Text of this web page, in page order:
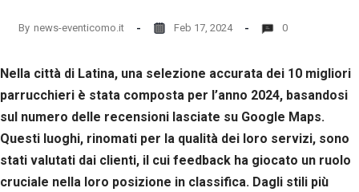
By news-eventicomo.it Feb 17, 2024 0
Nella città di Latina, una selezione accurata dei 10 migliori
parrucchieri è stata composta per l’anno 2024, basandosi
sul numero delle recensioni lasciate su Google Maps.
Questi luoghi, rinomati per la qualità dei loro servizi, sono
stati valutati dai clienti, il cui feedback ha giocato un ruolo
cruciale nella loro posizione in classifica. Dagli stili più
permettere
una migliore
di
navigazione
sul nostro
sito durante
la tua visita.